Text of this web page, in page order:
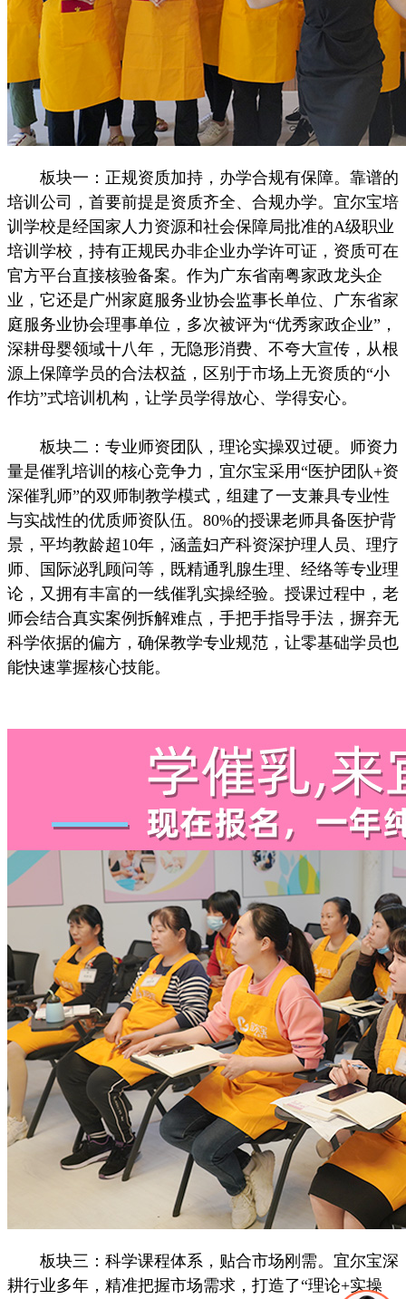
板块一：正规资质加持，办学合规有保障。靠谱的
培训公司，首要前提是资质齐全、合规办学。宜尔宝培
训学校是经国家人力资源和社会保障局批准的A级职业
培训学校，持有正规民办非企业办学许可证，资质可在
官方平台直接核验备案。作为广东省南粤家政龙头企
业，它还是广州家庭服务业协会监事长单位、广东省家
庭服务业协会理事单位，多次被评为“优秀家政企业”，
深耕母婴领域十八年，无隐形消费、不夸大宣传，从根
源上保障学员的合法权益，区别于市场上无资质的“小
作坊”式培训机构，让学员学得放心、学得安心。
板块二：专业师资团队，理论实操双过硬。师资力
量是催乳培训的核心竞争力，宜尔宝采用“医护团队+资
深催乳师”的双师制教学模式，组建了一支兼具专业性
与实战性的优质师资队伍。80%的授课老师具备医护背
景，平均教龄超10年，涵盖妇产科资深护理人员、理疗
师、国际泌乳顾问等，既精通乳腺生理、经络等专业理
论，又拥有丰富的一线催乳实操经验。授课过程中，老
师会结合真实案例拆解难点，手把手指导手法，摒弃无
科学依据的偏方，确保教学专业规范，让零基础学员也
能快速掌握核心技能。
板块三：科学课程体系，贴合市场刚需。宜尔宝深
耕行业多年，精准把握市场需求，打造了“理论+实操